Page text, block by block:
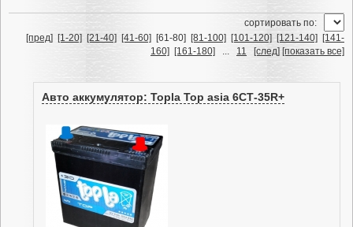
cортировать по:
[пред]
[1-20] [21-40] [41-60] [61-80] [81-100] [101-120] [121-140]
[141-
160]
[161-180] ... 11 [след] [показать все]
Авто аккумулятор: Topla Top asia 6СТ-35R+